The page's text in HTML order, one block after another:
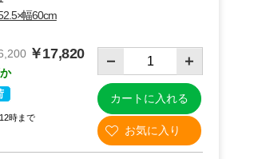
幅60cm
￥17,820
時まで
カートに入れる